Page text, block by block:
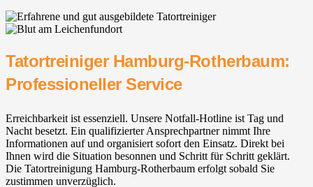
Tatortreiniger Hamburg-Rotherbaum:
Professioneller Service
Erreichbarkeit ist essenziell. Unsere Notfall-Hotline ist Tag und
Nacht besetzt. Ein qualifizierter Ansprechpartner nimmt Ihre
Informationen auf und organisiert sofort den Einsatz. Direkt bei
Ihnen wird die Situation besonnen und Schritt für Schritt geklärt.
Die Tatortreinigung Hamburg-Rotherbaum erfolgt sobald Sie
zustimmen unverzüglich.